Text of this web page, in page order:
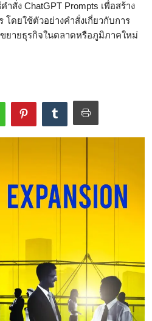
สั่ง ChatGPT Prompts เพื่อสร้าง
ดยใช้ตัวอย่างคำสั่งเกี่ยวกับการ
ขยายธุรกิจในตลาดหรือภูมิภาคใหม่